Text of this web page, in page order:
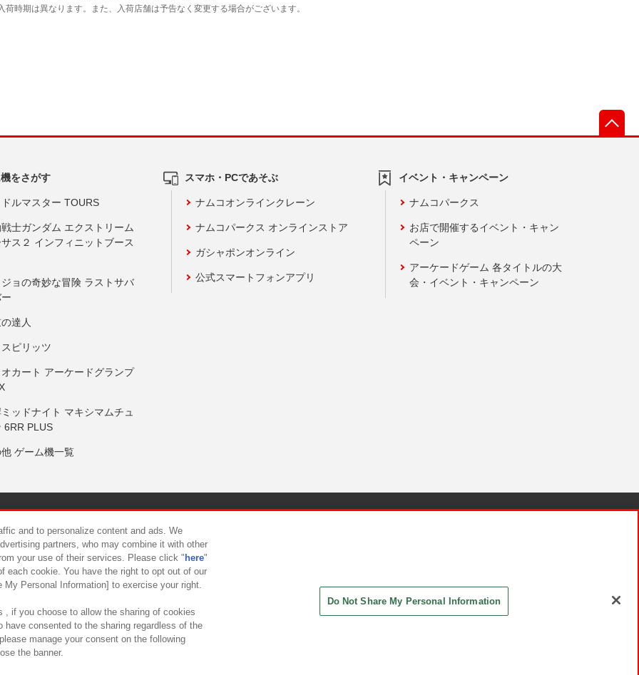
をさがす
ルマスター TOURS
士ガンダム エクストリーム
ス２ インフィニットブース
ョの奇妙な冒険 ラストサバ
達人
ピリッツ
カート アーケードグランプ
ッドナイト マキシマムチュ
6RR PLUS
ゲーム機一覧
スマホ・PCであそぶ
ナムコオンラインクレーン
ナムコパークス オンラインストア
ガシャポンオンライン
公式スマートフォンアプリ
イベント・キャンペーン
ナムコパークス
お店で開催するイベント・キャン
ペーン
アーケードゲーム 各タイトルの大
会・イベント・キャンペーン
について カスタマーハラスメント対応方針
and to personalize content and ads. We
partners, who may combine it with other
your use of their services. Please click " here"
each cookie. You have the right to opt out of our
Personal Information] to exercise your right.
, if you choose to allow the sharing of cookies
have consented to the sharing regardless of the
manage your consent on the following
the banner.
Do Not Share My Personal Information